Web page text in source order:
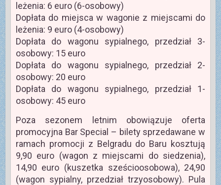
leżenia: 6 euro (6-osobowy)
Dopłata do miejsca w wagonie z miejscami do
leżenia: 9 euro (4-osobowy)
Dopłata do wagonu sypialnego, przedział 3-
osobowy: 15 euro
Dopłata do wagonu sypialnego, przedział 2-
osobowy: 20 euro
Dopłata do wagonu sypialnego, przedział 1-
osobowy: 45 euro
Poza sezonem letnim obowiązuje oferta
promocyjna Bar Special – bilety sprzedawane w
ramach promocji z Belgradu do Baru kosztują
9,90 euro (wagon z miejscami do siedzenia),
14,90 euro (kuszetka sześcioosobowa), 24,90
(wagon sypialny, przedział trzyosobowy). Pula